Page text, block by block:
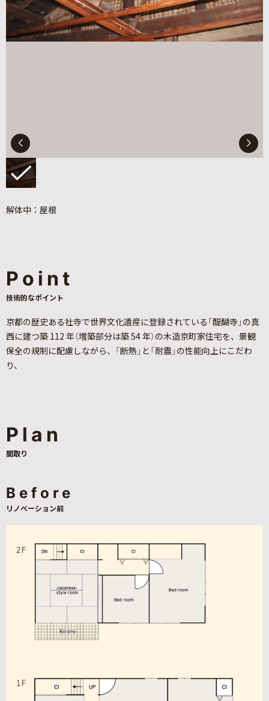
解体中：屋根
Point
技術的なポイント
京都の歴史ある社寺で世界文化遺産に登録されている「醍醐寺」の真
西に建つ築 112 年（増築部分は築 54 年）の木造京町家住宅を、景観
保全の規制に配慮しながら、「断熱」と「耐震」の性能向上にこだわ
り、
Plan
間取り
Before
リノベーション前